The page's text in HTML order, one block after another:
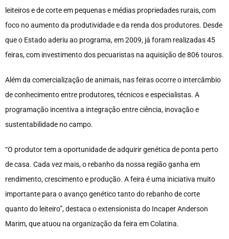
leiteiros e de corte em pequenas e médias propriedades rurais, com
foco no aumento da produtividade e da renda dos produtores. Desde
que o Estado aderiu ao programa, em 2009, já foram realizadas 45
feiras, com investimento dos pecuaristas na aquisição de 806 touros.
Além da comercialização de animais, nas feiras ocorre o intercâmbio
de conhecimento entre produtores, técnicos e especialistas. A
programação incentiva a integração entre ciência, inovação e
sustentabilidade no campo.
“O produtor tem a oportunidade de adquirir genética de ponta perto
de casa. Cada vez mais, o rebanho da nossa região ganha em
rendimento, crescimento e produção. A feira é uma iniciativa muito
importante para o avanço genético tanto do rebanho de corte
quanto do leiteiro”, destaca o extensionista do Incaper Anderson
Marim, que atuou na organização da feira em Colatina.